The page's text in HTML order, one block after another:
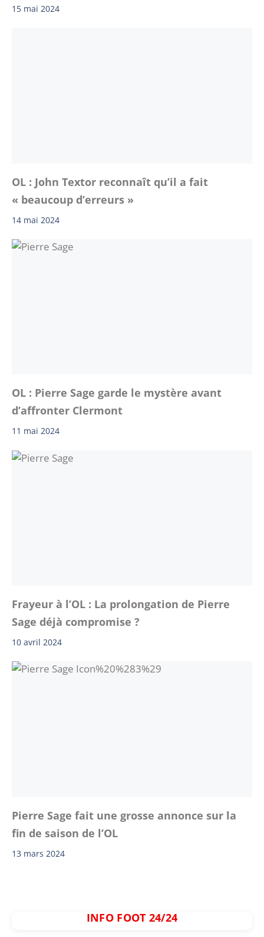
15 mai 2024
OL : John Textor reconnaît qu’il a fait
« beaucoup d’erreurs »
14 mai 2024
OL : Pierre Sage garde le mystère avant
d’affronter Clermont
11 mai 2024
Frayeur à l’OL : La prolongation de Pierre
Sage déjà compromise ?
10 avril 2024
Pierre Sage fait une grosse annonce sur la
fin de saison de l’OL
13 mars 2024
INFO FOOT 24/24